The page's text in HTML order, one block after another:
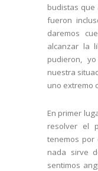
budistas
fueron
daremos
alcanzar la
pudieron,
nuestra
uno extremo
En primer
resolver el
tenemos por
nada sirve
sentimos